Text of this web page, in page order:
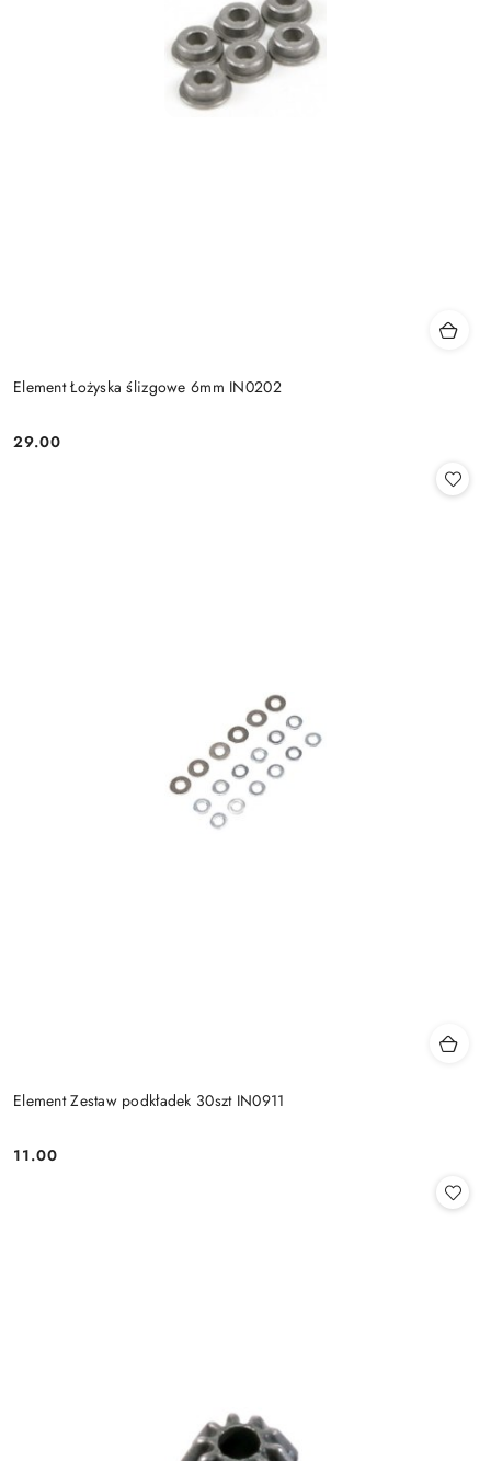
Element Łożyska ślizgowe 6mm IN0202
Cena:
29.00
Element Zestaw podkładek 30szt IN0911
Cena:
11.00